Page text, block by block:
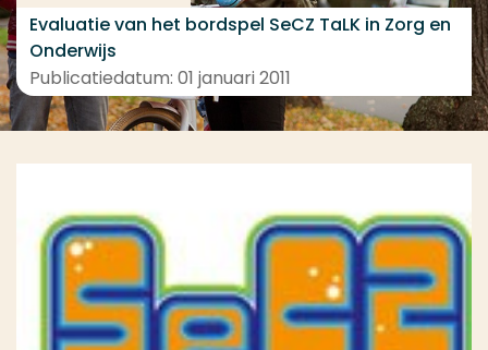
Evaluatie van het bordspel SeCZ TaLK in Zorg en
Onderwijs
Publicatiedatum: 01 januari 2011
Contact